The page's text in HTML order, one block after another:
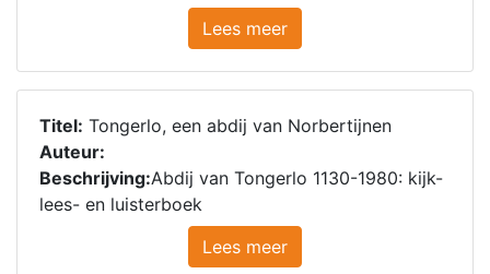
Lees meer
Titel: Tongerlo, een abdij van Norbertijnen
Auteur:
Beschrijving:Abdij van Tongerlo 1130-1980: kijk-
lees- en luisterboek
Lees meer